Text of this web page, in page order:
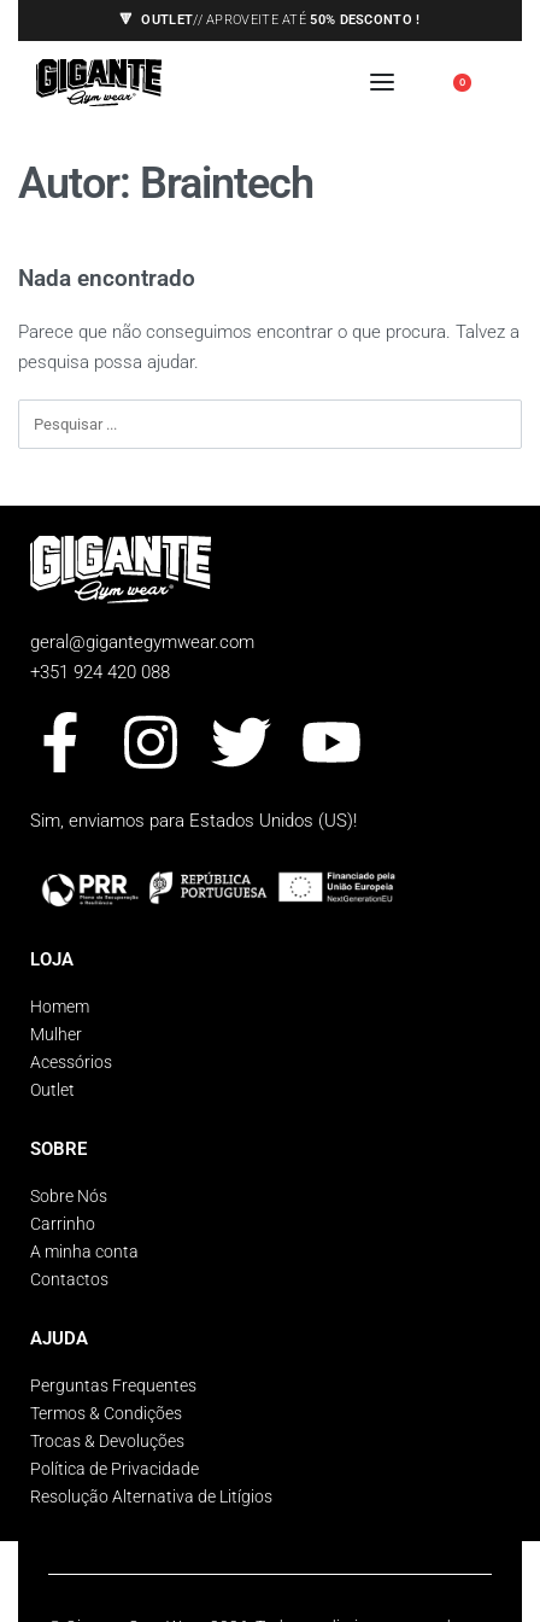
🔻OUTLET// APROVEITE ATÉ50% DESCONTO !
🇪🇺ENVIOS APENAS PARA A EUROPA, 0
Autor: Braintech
Nada encontrado
Parece que não conseguimos encontrar o que procura. Talvez a
pesquisa possa ajudar.
geral@gigantegymwear.com
+351 924 420 088
Sim, enviamos para Estados Unidos (US)!
LOJA
Homem
Mulher
Acessórios
Outlet
SOBRE
Sobre Nós
Carrinho
A minha conta
Contactos
AJUDA
Perguntas Frequentes
Termos & Condições
Trocas & Devoluções
Política de Privacidade
Resolução Alternativa de Litígios